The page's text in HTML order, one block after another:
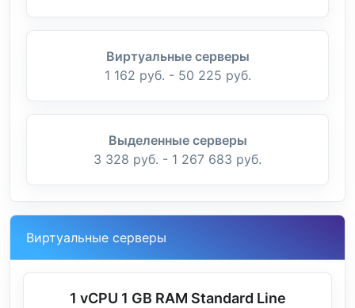
Виртуальные серверы
1 162 руб. - 50 225 руб.
Выделенные серверы
3 328 руб. - 1 267 683 руб.
Виртуальные серверы
1 vCPU 1 GB RAM Standard Line